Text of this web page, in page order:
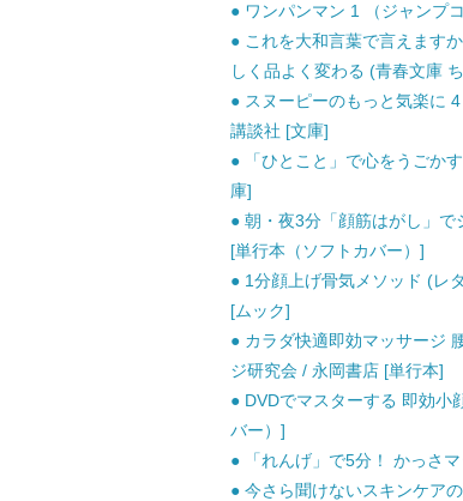
● ワンパンマン 1 （ジャンプ
● これを大和言葉で言えます
しく品よく変わる (青春文庫
● スヌーピーのもっと気楽に
講談社 [文庫]
● 「ひとこと」で心をうごか
庫]
● 朝・夜3分「顔筋はがし」
[単行本（ソフトカバー）]
● 1分顔上げ骨気メソッド (レ
[ムック]
● カラダ快適即効マッサージ
ジ研究会 / 永岡書店 [単行本]
● DVDでマスターする 即効小
バー）]
● 「れんげ」で5分！ かっさ
● 今さら聞けないスキンケア